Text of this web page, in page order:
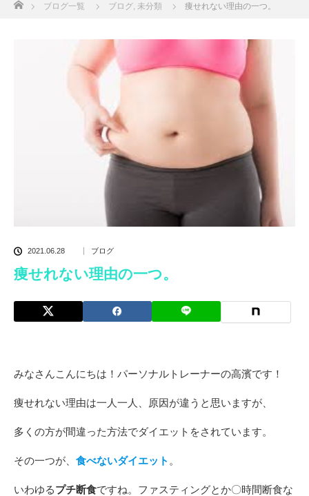
ブログ一覧 ブログ, 未分類 痩せれない理由の一つ。
2021.06.28 ブログ
痩せれない理由の一つ。
みなさんこんにちは！パーソナルトレーナーの高濱です！
痩せれない理由は一人一人、原因が違うと思いますが、
多くの方が間違った方法でダイエットをされています。
その一つが、 食べないダイエット 。
いわゆるプチ断食ですね。ファスティングとか〇時間断食な